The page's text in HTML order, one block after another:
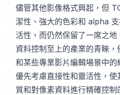
儘管其他影像格式興起，但
潔性、強大的色彩和 alpha
活性，而仍然保留了一席之
資料控制至上的產業的青睞
和某些專業影片編輯場景中
優先考慮直接性和靈活性，
質和對像素資料進行精確控